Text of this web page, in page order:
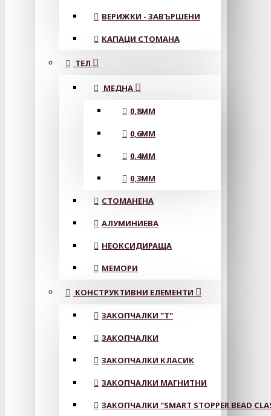
ВЕРИЖКИ - ЗАВЪРШЕНИ
КАПАЦИ СТОМАНА
ТЕЛ
МЕДНА
0,8MM
0,6MM
0,4MM
0,3MM
СТОМАНЕНА
АЛУМИНИЕВА
НЕОКСИДИРАЩА
МЕМОРИ
КОНСТРУКТИВНИ ЕЛЕМЕНТИ
ЗАКОПЧАЛКИ "Т"
ЗАКОПЧАЛКИ
ЗАКОПЧАЛКИ КЛАСИК
ЗАКОПЧАЛКИ МАГНИТНИ
ЗАКОПЧАЛКИ "SMART STOPPER BEAD